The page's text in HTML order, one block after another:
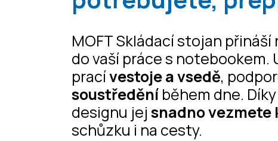
MOFT Skládací stojan
do vaší práce s notebookem.
pracívestoje a vsedě,
soustředění během dne.
designu jej snadno vezmete
schůzku i na cesty.